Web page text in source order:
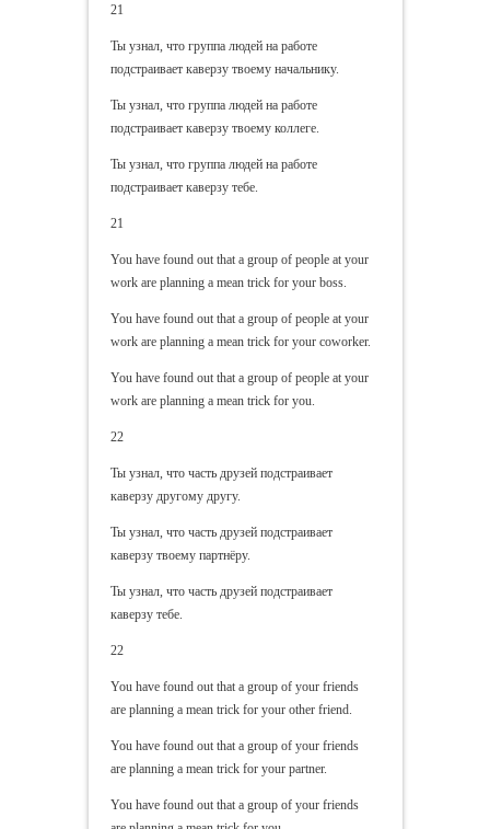
21
Ты узнал, что группа людей на работе
подстраивает каверзу твоему начальнику.
Ты узнал, что группа людей на работе
подстраивает каверзу твоему коллеге.
Ты узнал, что группа людей на работе
подстраивает каверзу тебе.
21
You have found out that a group of people at your
work are planning a mean trick for your boss.
You have found out that a group of people at your
work are planning a mean trick for your coworker.
You have found out that a group of people at your
work are planning a mean trick for you.
22
Ты узнал, что часть друзей подстраивает
каверзу другому другу.
Ты узнал, что часть друзей подстраивает
каверзу твоему партнёру.
Ты узнал, что часть друзей подстраивает
каверзу тебе.
22
You have found out that a group of your friends
are planning a mean trick for your other friend.
You have found out that a group of your friends
are planning a mean trick for your partner.
You have found out that a group of your friends